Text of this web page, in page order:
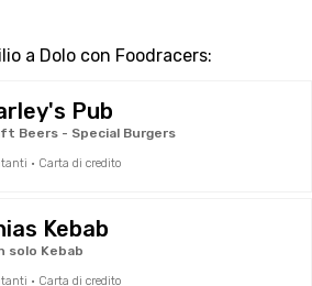
a Dolo con Foodracers:
Pub
Beers - Special Burgers
· Carta di credito
Kebab
solo Kebab
· Carta di credito